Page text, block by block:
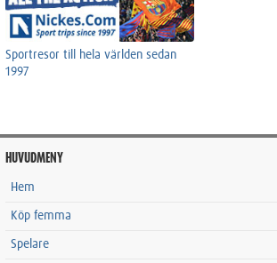
Sportresor till hela världen sedan
1997
HUVUDMENY
Hem
Köp femma
Spelare